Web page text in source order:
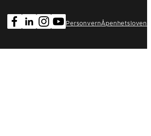
PersonvernÅpenhetsloven